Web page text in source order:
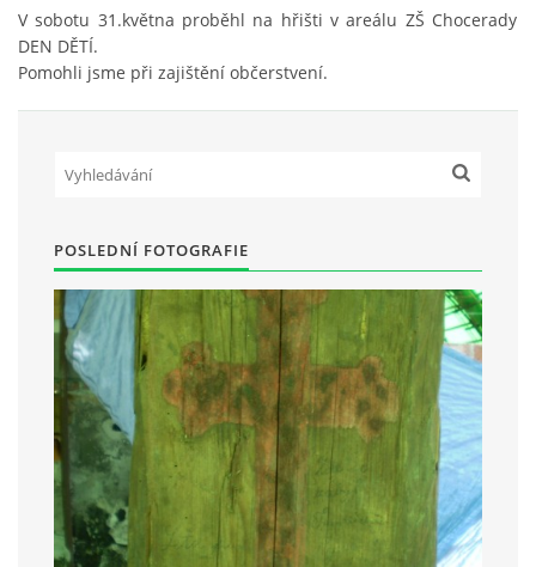
KDY, KDE A CO HRAJEME
VIDEOZÁZNAMY Z HER
FOTOALBUM
ČLENOVÉ - SOUČASNOST
HRY DO ROKU 1973
MÍSTO PRO VAŠE VZKAZY!!
DOKUMENTY OVJK
V sobotu 31.května proběhl na hřišti v areálu ZŠ Chocerady
DEN DĚTÍ.
Pomohli jsme při zajištění občerstvení.
POSLEDNÍ FOTOGRAFIE